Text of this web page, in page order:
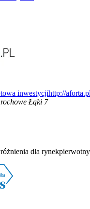
inwestycjihttp://
Łąki 7
dla